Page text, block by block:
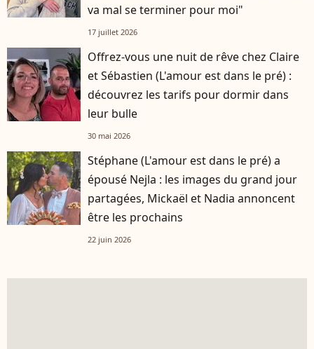
va mal se terminer pour moi"
17 juillet 2026
Offrez-vous une nuit de rêve chez Claire
et Sébastien (L'amour est dans le pré) :
découvrez les tarifs pour dormir dans
leur bulle
30 mai 2026
Stéphane (L'amour est dans le pré) a
épousé Nejla : les images du grand jour
partagées, Mickaël et Nadia annoncent
être les prochains
22 juin 2026